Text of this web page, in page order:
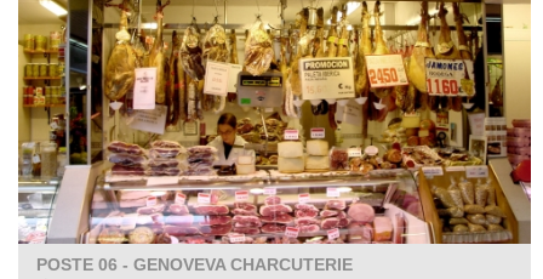
POSTE 06 - GENOVEVA CHARCUTERIE